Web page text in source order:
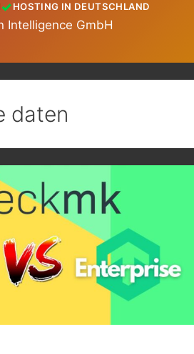
HOSTING IN DEUTSCHLAND
daten